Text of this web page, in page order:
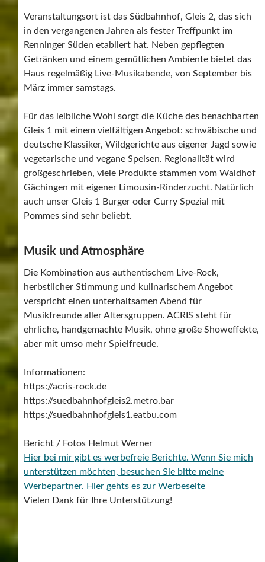
Veranstaltungsort ist das Südbahnhof, Gleis 2, das sich
in den vergangenen Jahren als fester Treffpunkt im
Renninger Süden etabliert hat. Neben gepflegten
Getränken und einem gemütlichen Ambiente bietet das
Haus regelmäßig Live-Musikabende, von September bis
März immer samstags.
Für das leibliche Wohl sorgt die Küche des benachbarten
Gleis 1 mit einem vielfältigen Angebot: schwäbische und
deutsche Klassiker, Wildgerichte aus eigener Jagd sowie
vegetarische und vegane Speisen. Regionalität wird
großgeschrieben, viele Produkte stammen vom Waldhof
Gächingen mit eigener Limousin-Rinderzucht. Natürlich
auch unser Gleis 1 Burger oder Curry Spezial mit
Pommes sind sehr beliebt.
Musik und Atmosphäre
Die Kombination aus authentischem Live-Rock,
herbstlicher Stimmung und kulinarischem Angebot
verspricht einen unterhaltsamen Abend für
Musikfreunde aller Altersgruppen. ACRIS steht für
ehrliche, handgemachte Musik, ohne große Showeffekte,
aber mit umso mehr Spielfreude.
Informationen:
https://acris-rock.de
https://suedbahnhofgleis2.metro.bar
https://suedbahnhofgleis1.eatbu.com
Bericht / Fotos Helmut Werner
Hier bei mir gibt es werbefreie Berichte. Wenn Sie mich
unterstützen möchten, besuchen Sie bitte meine
Werbepartner. Hier gehts es zur Werbeseite
Vielen Dank für Ihre Unterstützung!